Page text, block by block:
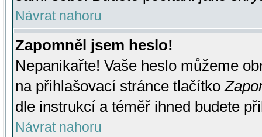
Návrat nahoru
Zapomněl jsem heslo!
Nepanikařte! Vaše heslo můžeme
na přihlašovací stránce tlačítko
dle instrukcí a téměř ihned budete
Návrat nahoru